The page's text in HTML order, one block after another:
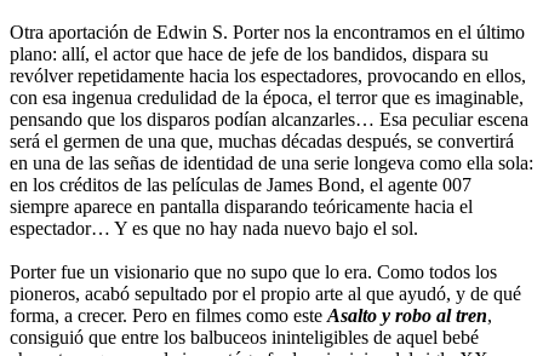
Otra aportación de Edwin S. Porter nos la encontramos en el último
plano: allí, el actor que hace de jefe de los bandidos, dispara su
revólver repetidamente hacia los espectadores, provocando en ellos,
con esa ingenua credulidad de la época, el terror que es imaginable,
pensando que los disparos podían alcanzarles… Esa peculiar escena
será el germen de una que, muchas décadas después, se convertirá
en una de las señas de identidad de una serie longeva como ella sola:
en los créditos de las películas de James Bond, el agente 007
siempre aparece en pantalla disparando teóricamente hacia el
espectador… Y es que no hay nada nuevo bajo el sol.
Porter fue un visionario que no supo que lo era. Como todos los
pioneros, acabó sepultado por el propio arte al que ayudó, y de qué
forma, a crecer. Pero en filmes como este Asalto y robo al tren,
consiguió que entre los balbuceos ininteligibles de aquel bebé